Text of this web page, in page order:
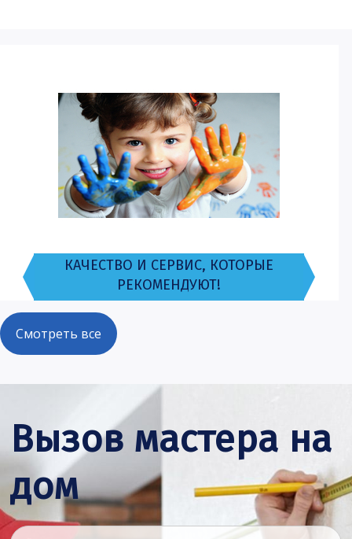
КАЧЕСТВО И СЕРВИС, КОТОРЫЕ
РЕКОМЕНДУЮТ!
Смотреть все
Вызов мастера на
дом